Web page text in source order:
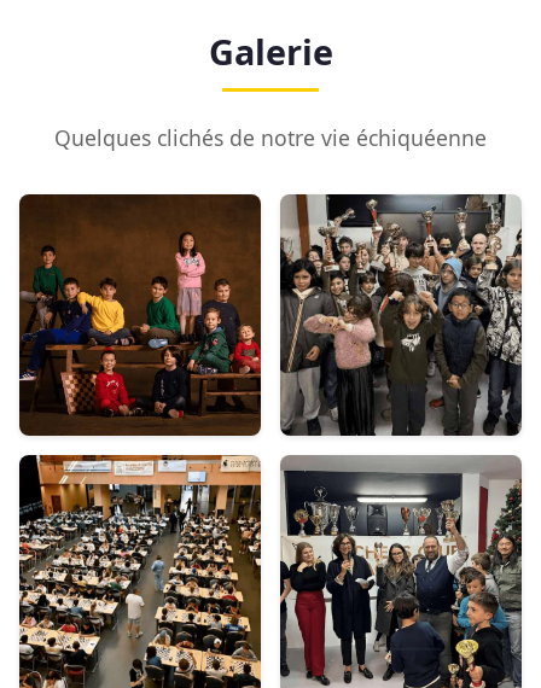
Galerie
Quelques clichés de notre vie échiquéenne